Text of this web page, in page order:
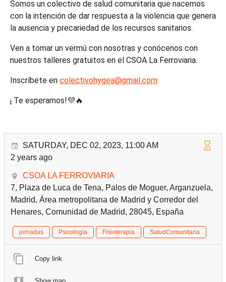
Somos un colectivo de salud comunitaria que nacemos
con la intención de dar respuesta a la violencia que genera
la ausencia y precariedad de los recursos sanitarios.
Ven a tomar un vermú con nosotras y conócenos con
nuestros talleres gratuitos en el CSOA La Ferroviaria.
Inscríbete en colectivohygea@gmail.com
¡ Te esperamos!💜🔥
SATURDAY, DEC 02, 2023, 11:00 AM
2 years ago
CSOA LA FERROVIARIA
7, Plaza de Luca de Tena, Palos de Moguer, Arganzuela,
Madrid, Área metropolitana de Madrid y Corredor del
Henares, Comunidad de Madrid, 28045, España
jornadas Psicología Fisioterapia SaludComunitaria
Copy link